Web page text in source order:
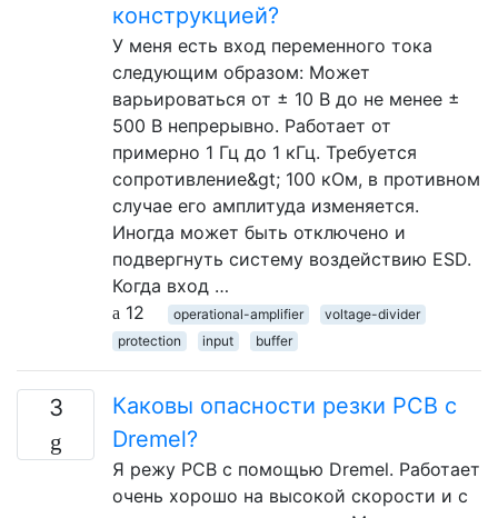
конструкцией?
У меня есть вход переменного тока
следующим образом: Может
варьироваться от ± 10 В до не менее ±
500 В непрерывно. Работает от
примерно 1 Гц до 1 кГц. Требуется
сопротивление&gt; 100 кОм, в противном
случае его амплитуда изменяется.
Иногда может быть отключено и
подвергнуть систему воздействию ESD.
Когда вход …
12
operational-amplifier
voltage-divider
protection
input buffer
3
Каковы опасности резки PCB с
Dremel?
Я режу PCB с помощью Dremel. Работает
очень хорошо на высокой скорости и с